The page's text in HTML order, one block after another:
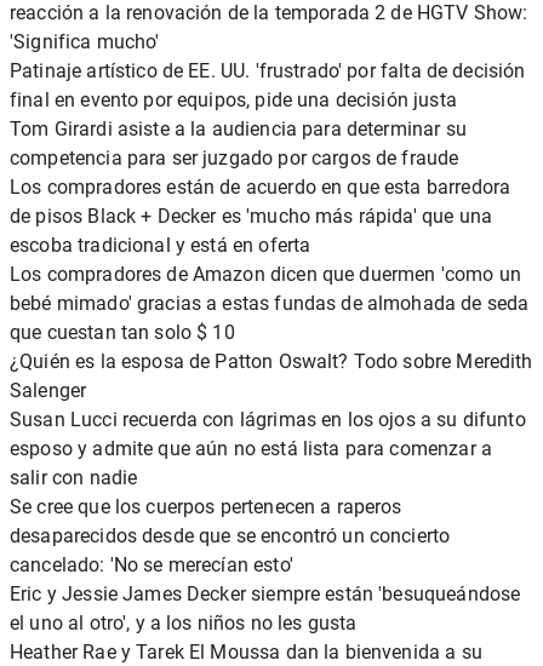
reacción a la renovación de la temporada 2 de HGTV Show:
'Significa mucho'
Patinaje artístico de EE. UU. 'frustrado' por falta de decisión
final en evento por equipos, pide una decisión justa
Tom Girardi asiste a la audiencia para determinar su
competencia para ser juzgado por cargos de fraude
Los compradores están de acuerdo en que esta barredora
de pisos Black + Decker es 'mucho más rápida' que una
escoba tradicional y está en oferta
Los compradores de Amazon dicen que duermen 'como un
bebé mimado' gracias a estas fundas de almohada de seda
que cuestan tan solo $ 10
¿Quién es la esposa de Patton Oswalt? Todo sobre Meredith
Salenger
Susan Lucci recuerda con lágrimas en los ojos a su difunto
esposo y admite que aún no está lista para comenzar a
salir con nadie
Se cree que los cuerpos pertenecen a raperos
desaparecidos desde que se encontró un concierto
cancelado: 'No se merecían esto'
Eric y Jessie James Decker siempre están 'besuqueándose
el uno al otro', y a los niños no les gusta
Heather Rae y Tarek El Moussa dan la bienvenida a su